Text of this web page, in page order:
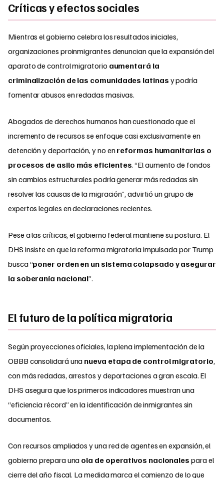
Críticas y efectos sociales
Mientras el gobierno celebra los resultados iniciales,
organizaciones proinmigrantes denuncian que la expansión del
aparato de control migratorio aumentará la
criminalización de las comunidades latinas y podría
fomentar abusos en redadas masivas.
Abogados de derechos humanos han cuestionado que el
incremento de recursos se enfoque casi exclusivamente en
detención y deportación, y no enreformas humanitarias o
procesos de asilo más eficientes. “El aumento de fondos
sin cambios estructurales podría generar más redadas sin
resolver las causas de la migración”, advirtió un grupo de
expertos legales en declaraciones recientes.
Pese a las críticas, el gobierno federal mantiene su postura. El
DHS insiste en que la reforma migratoria impulsada por Trump
busca “poner orden en un sistema colapsado y asegurar
la soberanía nacional”.
El futuro de la política migratoria
Según proyecciones oficiales, la plena implementación de la
OBBB consolidará una nueva etapa de control migratorio,
con más redadas, arrestos y deportaciones a gran escala. El
DHS asegura que los primeros indicadores muestran una
“eficiencia récord” en la identificación de inmigrantes sin
documentos.
Con recursos ampliados y una red de agentes en expansión, el
gobierno prepara una ola de operativos nacionales para el
cierre del año fiscal. La medida marca el comienzo de lo que